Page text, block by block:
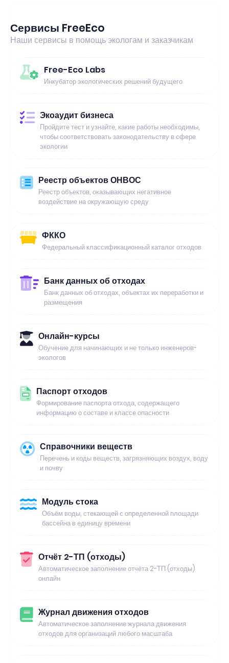
Сервисы FreeEco
Наши сервисы в помощь экологам и заказчикам
Free-Eco Labs
Инкубатор экологических решений будущего
Экоаудит бизнеса
Пройдите тест и узнайте, какие работы необходимы,
чтобы соответствовать законодательству в сфере
экологии
Реестр объектов ОНВОС
Реестр объектов, оказывающих негативное
воздействие на окружающую среду
ФККО
Федеральный классификационный каталог отходов
Банк данных об отходах
Банк данных об отходах, объектах их переработки и
размещения
Онлайн-курсы
Обучение для начинающих и не только инженеров-
экологов
Паспорт отходов
Формирование паспорта отхода, содержащего
информацию о составе и классе опасности
Справочники веществ
Перечень и коды веществ, загрязняющих воздух, воду
и почву
Модуль стока
Объём воды, стекающей с определенной площади
бассейна в единицу времени
Отчёт 2-ТП (отходы)
Автоматическое заполнение отчёта 2-ТП (отходы)
онлайн
Журнал движения отходов
Автоматическое заполнение журнала движения
отходов для организаций любого масштаба